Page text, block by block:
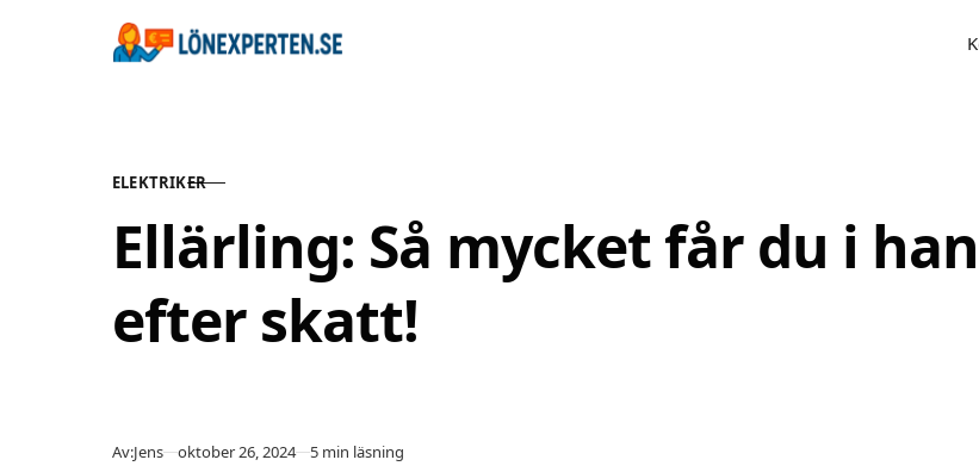
Hoppa till innehåll
KATEGORI
ELEKTRIKER
Ellärling: Så mycket får du i
efter skatt!
Av:Jens Publicerad
oktober 26, 2024 5 min läsning